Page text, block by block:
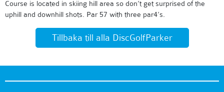
Course is located in skiing hill area so don’t get surprised of the
uphill and downhill shots. Par 57 with three par4’s.
Tillbaka till alla DiscGolfParker